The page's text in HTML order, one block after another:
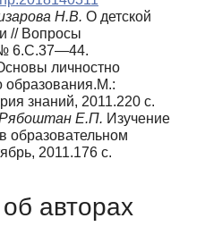
Н.В. О детской
// Вопросы
6.С.37—44.
личностно
образования.М.:
знаний, 2011.220 с.
Е.П. Изучение
образовательном
2011.176 с.
авторах